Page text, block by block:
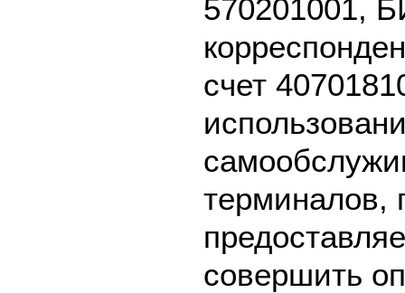
570201001,
счет
терминалов,
совершить